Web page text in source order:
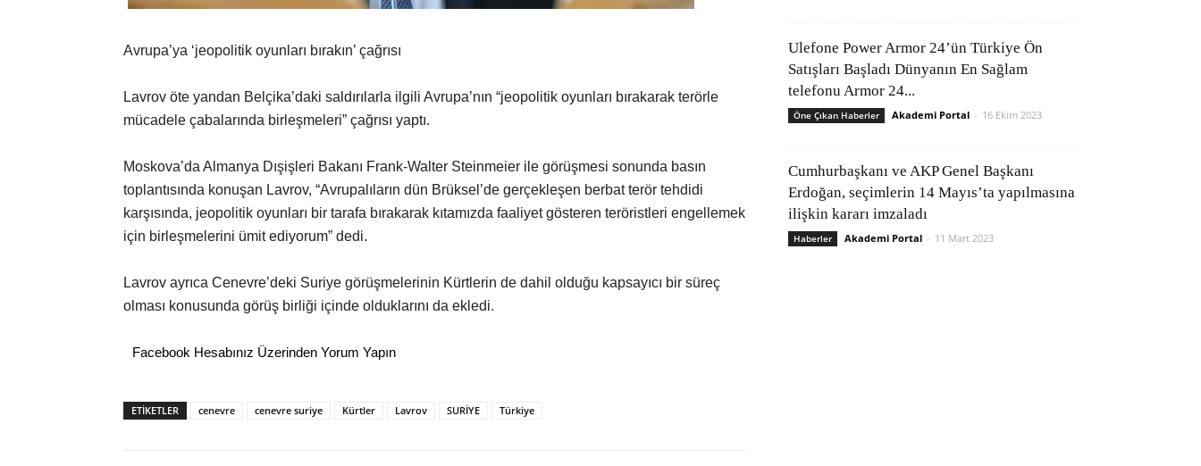
Avrupa’ya ‘jeopolitik oyunları bırakın’ çağrısı
Lavrov öte yandan Belçika’daki saldırılarla ilgili Avrupa’nın “jeopolitik oyunları bırakarak terörle
mücadele çabalarında birleşmeleri” çağrısı yaptı.
Moskova’da Almanya Dışişleri Bakanı Frank-Walter Steinmeier ile görüşmesi sonunda basın
toplantısında konuşan Lavrov, “Avrupalıların dün Brüksel’de gerçekleşen berbat terör tehdidi
karşısında, jeopolitik oyunları bir tarafa bırakarak kıtamızda faaliyet gösteren teröristleri engellemek
için birleşmelerini ümit ediyorum” dedi.
Lavrov ayrıca Cenevre’deki Suriye görüşmelerinin Kürtlerin de dahil olduğu kapsayıcı bir süreç
olması konusunda görüş birliği içinde olduklarını da ekledi.
Facebook Hesabınız Üzerinden Yorum Yapın
ETİKETLER cenevre cenevre suriye Kürtler Lavrov SURİYE Türkiye
Ulefone Power Armor 24’ün Türkiye Ön
Satışları Başladı Dünyanın En Sağlam
telefonu Armor 24...
Öne Çıkan Haberler Akademi Portal - 16 Ekim 2023
Cumhurbaşkanı ve AKP Genel Başkanı
Erdoğan, seçimlerin 14 Mayıs’ta yapılmasına
ilişkin kararı imzaladı
Haberler Akademi Portal - 11 Mart 2023